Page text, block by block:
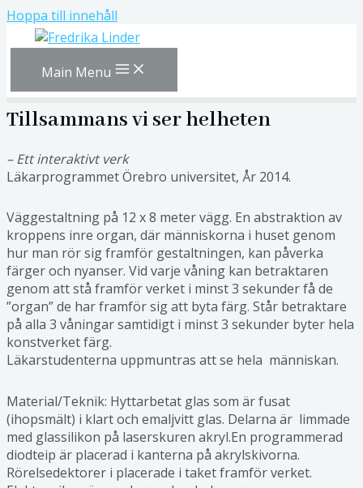
Hoppa till innehåll
Main Menu
Tillsammans vi ser helheten
– Ett interaktivt verk
Läkarprogrammet Örebro universitet, År 2014.
Väggestaltning på 12 x 8 meter vägg. En abstraktion av
kroppens inre organ, där människorna i huset genom
hur man rör sig framför gestaltningen, kan påverka
färger och nyanser. Vid varje våning kan betraktaren
genom att stå framför verket i minst 3 sekunder få de
”organ” de har framför sig att byta färg. Står betraktare
på alla 3 våningar samtidigt i minst 3 sekunder byter hela
konstverket färg.
Läkarstudenterna uppmuntras att se hela människan.
Material/Teknik: Hyttarbetat glas som är fusat
(ihopsmält) i klart och emaljvitt glas. Delarna är limmade
med glassilikon på laserskuren akryl.En programmerad
diodteip är placerad i kanterna på akrylskivorna.
Rörelsedektorer i placerade i taket framför verket.